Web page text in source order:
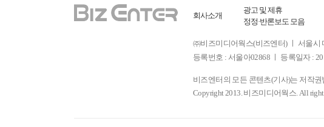
회사소개
광고 및 제휴
정정·반론보도 모음
㈜비즈미디어웍스(비즈엔터) ㅣ 서울시
등록번호 : 서울아02868 ㅣ 등록일자 :
비즈엔터의 모든 콘텐츠(기사)는 저작
Copyright 2013. 비즈미디어웍스. All